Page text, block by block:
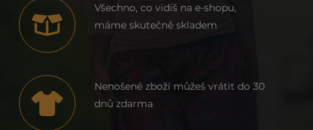
Všechno, co vidíš na e-shopu,
máme skutečně skladem
Nenošené zboží můžeš vrátit do 30
dnů zdarma